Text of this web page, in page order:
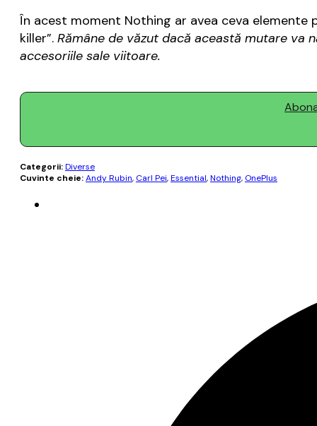
În acest moment Nothing ar avea ceva elemente
killer”. Rămâne de văzut dacă această mutare va
accesoriile sale viitoare.
Categorii:Diverse
Cuvinte cheie:Andy Rubin, Carl Pei,Essential,Nothing, OnePlus